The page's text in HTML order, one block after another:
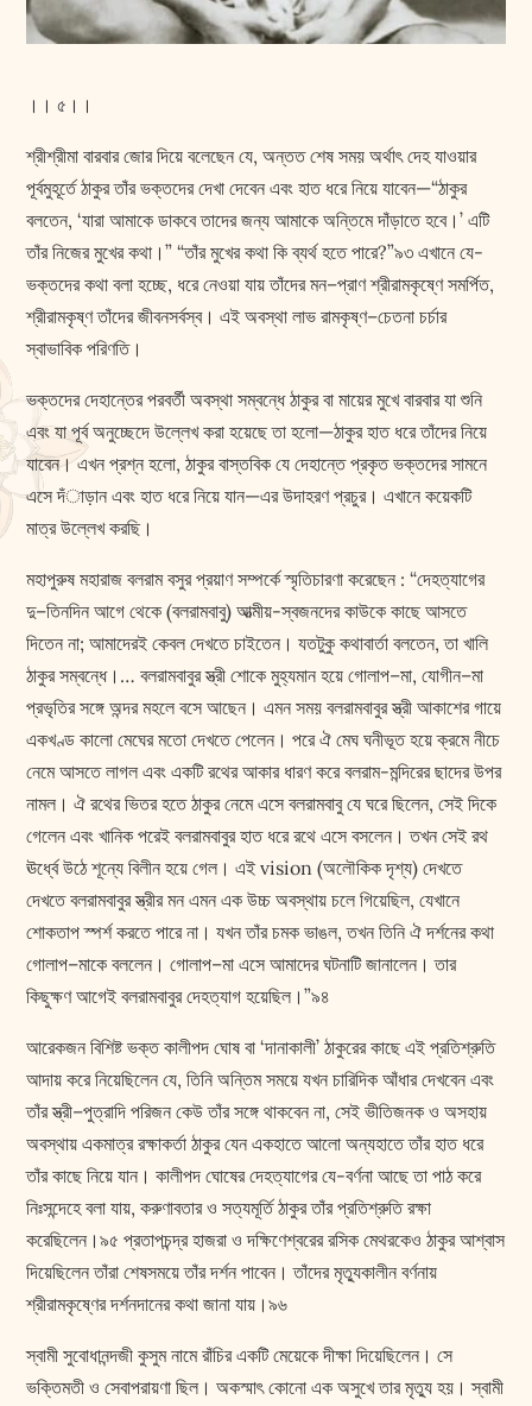
।। ৫।।
শ্রীশ্রীমা বারবার জোর দিয়ে বলেছেন যে, অন্তত শেষ সময় অর্থাৎ দেহ যাওয়ার
পূর্বমুহূর্তে ঠাকুর তাঁর ভক্তদের দেখা দেবেন এবং হাত ধরে নিয়ে যাবেন—“ঠাকুর
বলতেন, ‘যারা আমাকে ডাকবে তাদের জন্য আমাকে অন্তিমে দাঁড়াতে হবে।’ এটি
তাঁর নিজের মুখের কথা।” “তাঁর মুখের কথা কি ব্যর্থ হতে পারে?”৯৩ এখানে যে-
ভক্তদের কথা বলা হচ্ছে, ধরে নেওয়া যায় তাঁদের মন–প্রাণ শ্রীরামকৃষ্ণে সমর্পিত,
শ্রীরামকৃষ্ণ তাঁদের জীবনসর্বস্ব। এই অবস্থা লাভ রামকৃষ্ণ–চেতনা চর্চার
স্বাভাবিক পরিণতি।
ভক্তদের দেহান্তের পরবর্তী অবস্থা সম্বন্ধে ঠাকুর বা মায়ের মুখে বারবার যা শুনি
এবং যা পূর্ব অনুচ্ছেদে উল্লেখ করা হয়েছে তা হলো—ঠাকুর হাত ধরে তাঁদের নিয়ে
যাবেন। এখন প্রশ্ন হলো, ঠাকুর বাস্তবিক যে দেহান্তে প্রকৃত ভক্তদের সামনে
এসে দঁাড়ান এবং হাত ধরে নিয়ে যান—এর উদাহরণ প্রচুর। এখানে কয়েকটি
মাত্র উল্লেখ করছি।
মহাপুরুষ মহারাজ বলরাম বসুর প্রয়াণ সম্পর্কে স্মৃতিচারণা করেছেন : “দেহত্যাগের
দু–তিনদিন আগে থেকে (বলরামবাবু) আত্মীয়-স্বজনদের কাউকে কাছে আসতে
দিতেন না; আমাদেরই কেবল দেখতে চাইতেন। যতটুকু কথাবার্তা বলতেন, তা খালি
ঠাকুর সম্বন্ধে।… বলরামবাবুর স্ত্রী শোকে মুহ্যমান হয়ে গোলাপ–মা, যোগীন–মা
প্রভৃতির সঙ্গে অন্দর মহলে বসে আছেন। এমন সময় বলরামবাবুর স্ত্রী আকাশের গায়ে
একখণ্ড কালো মেঘের মতো দেখতে পেলেন। পরে ঐ মেঘ ঘনীভূত হয়ে ক্রমে নীচে
নেমে আসতে লাগল এবং একটি রথের আকার ধারণ করে বলরাম-মন্দিরের ছাদের উপর
নামল। ঐ রথের ভিতর হতে ঠাকুর নেমে এসে বলরামবাবু যে ঘরে ছিলেন, সেই দিকে
গেলেন এবং খানিক পরেই বলরামবাবুর হাত ধরে রথে এসে বসলেন। তখন সেই রথ
ঊর্ধ্বে উঠে শূন্যে বিলীন হয়ে গেল। এই vision (অলৌকিক দৃশ্য) দেখতে
দেখতে বলরামবাবুর স্ত্রীর মন এমন এক উচ্চ অবস্থায় চলে গিয়েছিল, যেখানে
শোকতাপ স্পর্শ করতে পারে না। যখন তাঁর চমক ভাঙল, তখন তিনি ঐ দর্শনের কথা
গোলাপ–মাকে বললেন। গোলাপ–মা এসে আমাদের ঘটনাটি জানালেন। তার
কিছুক্ষণ আগেই বলরামবাবুর দেহত্যাগ হয়েছিল।”৯৪
আরেকজন বিশিষ্ট ভক্ত কালীপদ ঘোষ বা ‘দানাকালী’ ঠাকুরের কাছে এই প্রতিশ্রুতি
আদায় করে নিয়েছিলেন যে, তিনি অন্তিম সময়ে যখন চারিদিক আঁধার দেখবেন এবং
তাঁর স্ত্রী–পুত্রাদি পরিজন কেউ তাঁর সঙ্গে থাকবেন না, সেই ভীতিজনক ও অসহায়
অবস্থায় একমাত্র রক্ষাকর্তা ঠাকুর যেন একহাতে আলো অন্যহাতে তাঁর হাত ধরে
তাঁর কাছে নিয়ে যান। কালীপদ ঘোষের দেহত্যাগের যে-বর্ণনা আছে তা পাঠ করে
নিঃসন্দেহে বলা যায়, করুণাবতার ও সত্যমূর্তি ঠাকুর তাঁর প্রতিশ্রুতি রক্ষা
করেছিলেন।৯৫ প্রতাপচন্দ্র হাজরা ও দক্ষিণেশ্বরের রসিক মেথরকেও ঠাকুর আশ্বাস
দিয়েছিলেন তাঁরা শেষসময়ে তাঁর দর্শন পাবেন। তাঁদের মৃত্যুকালীন বর্ণনায়
শ্রীরামকৃষ্ণের দর্শনদানের কথা জানা যায়।৯৬
স্বামী সুবোধানন্দজী কুসুম নামে রাঁচির একটি মেয়েকে দীক্ষা দিয়েছিলেন। সে
ভক্তিমতী ও সেবাপরায়ণা ছিল। অকস্মাৎ কোনো এক অসুখে তার মৃত্যু হয়। স্বামী